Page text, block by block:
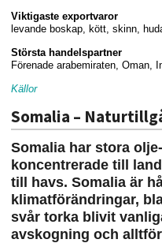
Viktigaste exportvaror
levande boskap, kött, skinn,
Största handelspartner
Förenade arabemiraten, Oman,
Källor
Somalia –
Somalia har stora
koncentrerade till
till havs. Somalia är
klimatförändringar,
svår torka blivit
avskogning och